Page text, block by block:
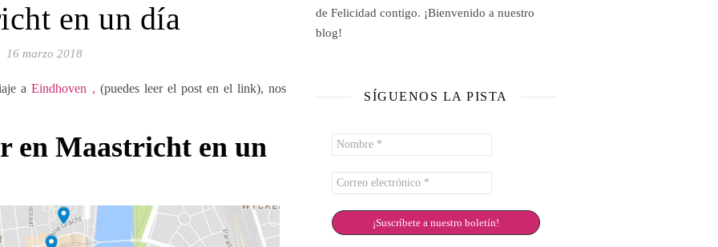
en un día
16 marzo 2018
aEindhoven , (puedes leer el post en el link), nos
en Maastricht en un
de Felicidad contigo. ¡Bienvenido a nuestro
blog!
SÍGUENOS LA PISTA
Nombre
Correo
*